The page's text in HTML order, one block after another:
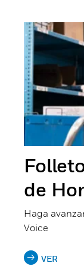
de
Haga
Voice
VER